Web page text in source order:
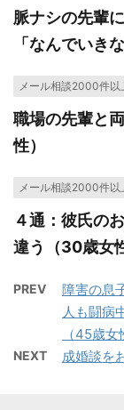
脈ナシの先輩
「なんでいき
メール相談2000件以
職場の先輩と
性）
メール相談2000件以
４通：彼氏の
違う（30歳女
PREV
障害の息
人も闘病
（45歳女
NEXT 成婚談を